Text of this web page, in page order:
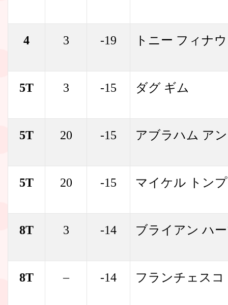
4 3 -19 トニー フィナウ
5T 3 -15 ダグ ギム
5T 20 -15 アブラハム ア
5T 20 -15 マイケル トン
8T 3 -14 ブライアン ハ
8T – -14 フランチェス